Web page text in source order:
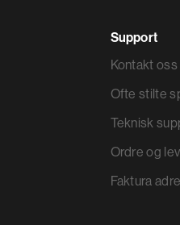
Support
Kontakt oss
Ofte stilte
Teknisk
Ordre og
Faktura